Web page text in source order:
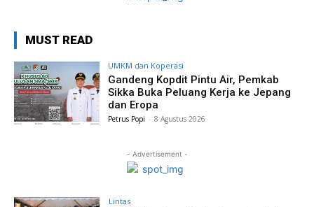
MUST READ
UMKM dan Koperasi
Gandeng Kopdit Pintu Air, Pemkab
Sikka Buka Peluang Kerja ke Jepang
dan Eropa
Petrus Popi - 8 Agustus 2026
- Advertisement -
Lintas